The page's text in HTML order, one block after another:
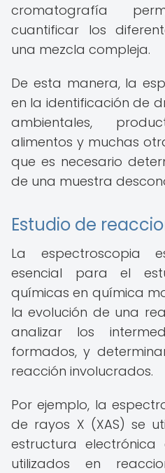
cromatografía
cuantificar los
una mezcla compleja.
De esta manera, la
en la identificación de
ambientales,
alimentos y muchas
que es necesario
de una muestra
Estudio de
La espectroscopia
esencial para el
químicas en química
la evolución de una
analizar los
formados, y
reacción involucrados.
Por ejemplo, la
de rayos X (XAS) se
estructura
utilizados en